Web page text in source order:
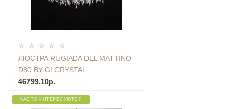
ЛЮСТРА RUGIADA DEL MATTINO
D80 BY GLCRYSTAL
46799.10р.
ЧАСТО ИНТЕРЕСУЮТСЯ